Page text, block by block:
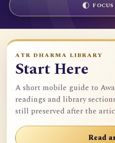
ATR DHARMA LIBRARY
Start Here
A short mobile guide to
readings and library
still preserved after the
Read